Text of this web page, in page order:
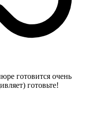
готовится очень
готовьте!